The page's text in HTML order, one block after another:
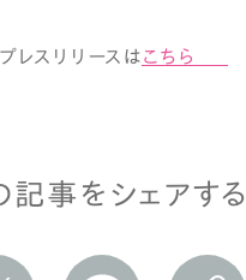
レスリリースはこちら
記事をシェアする